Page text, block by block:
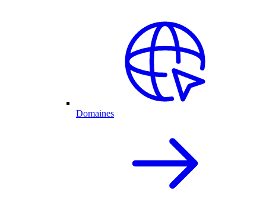
Domaines